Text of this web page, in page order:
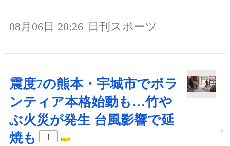
08月06日 20:26 日刊スポーツ
震度7の熊本・宇城市でボラ
ンティア本格始動も…竹や
ぶ火災が発生 台風影響で延
焼も
1